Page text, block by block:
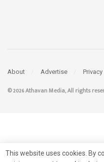
About Advertise
© 2026 Athavan Media, All rights
This website uses cookies. By